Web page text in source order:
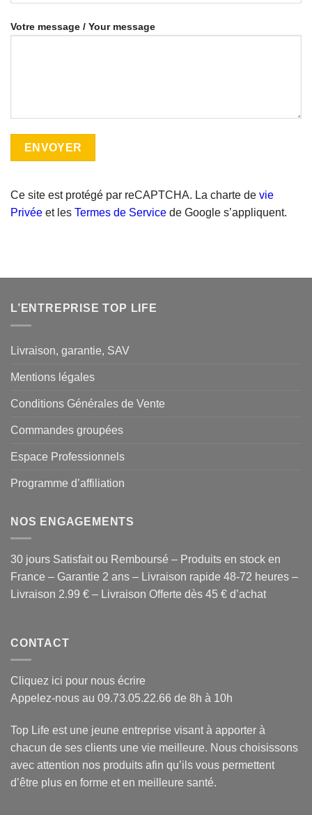
Votre message / Your message
Ce site est protégé par reCAPTCHA. La charte de vie
Privée et les Termes de Service de Google s’appliquent.
L’ENTREPRISE TOP LIFE
Livraison, garantie, SAV
Mentions légales
Conditions Générales de Vente
Commandes groupées
Espace Professionnels
Programme d’affiliation
NOS ENGAGEMENTS
30 jours Satisfait ou Remboursé – Produits en stock en
France – Garantie 2 ans – Livraison rapide 48-72 heures –
Livraison 2.99 € – Livraison Offerte dès 45 € d’achat
CONTACT
Cliquez ici pour nous écrire
Appelez-nous au 09.73.05.22.66 de 8h à 10h
Top Life est une jeune entreprise visant à apporter à
chacun de ses clients une vie meilleure. Nous choisissons
avec attention nos produits afin qu’ils vous permettent
d’être plus en forme et en meilleure santé.